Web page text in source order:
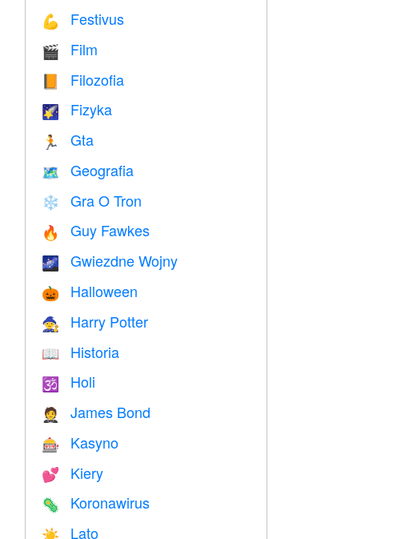
💪 Festivus
🎬 Film
Filozofia
🌠 Fizyka
🏃 Gta
🗺 Geografia
❄️ Gra O Tron
🔥 Guy Fawkes
🌌 Gwiezdne Wojny
🎃 Halloween
🧙 Harry Potter
📖 Historia
🕉 Holi
🤵 James Bond
🎰 Kasyno
💕 Kiery
🦠 Koronawirus
☀️ Lato